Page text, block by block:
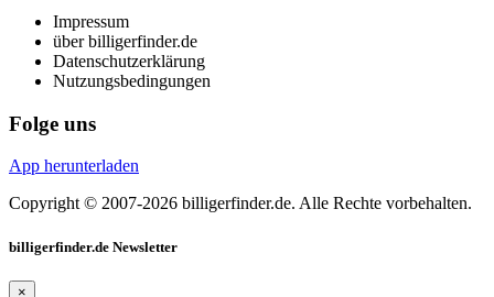
Impressum
über billigerfinder.de
Datenschutzerklärung
Nutzungsbedingungen
Folge uns
App herunterladen
Copyright © 2007-2026 billigerfinder.de. Alle Rechte vorbehalten.
billigerfinder.de Newsletter
×